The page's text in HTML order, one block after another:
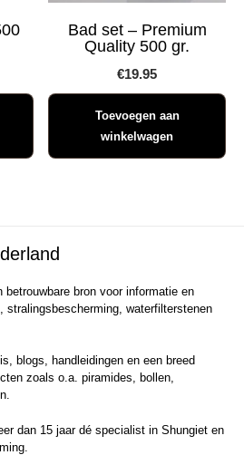
Bad set – Premium
Quality 500 gr.
€19.95
Toevoegen aan
winkelwagen
betrouwbare bron voor informatie en
stralingsbescherming, waterfilterstenen
blogs, handleidingen en een breed
zoals o.a. piramides, bollen,
dan 15 jaar dé specialist in Shungiet en